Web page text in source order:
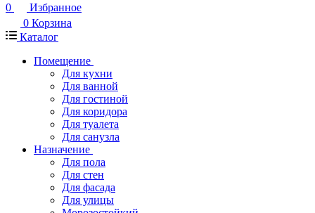
0
Избранное
0 Корзина
Каталог
Помещение
Для кухни
Для ванной
Для гостиной
Для коридора
Для туалета
Для санузла
Назначение
Для пола
Для стен
Для фасада
Для улицы